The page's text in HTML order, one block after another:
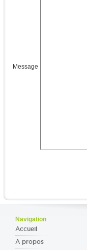
Message
Navigation
Accueil
A propos